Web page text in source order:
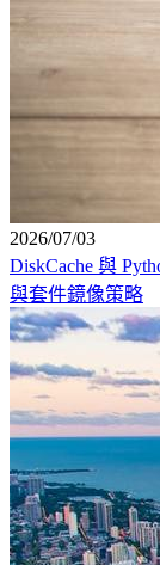
2026/07/03
DiskCache 與
與套件鏡像策略